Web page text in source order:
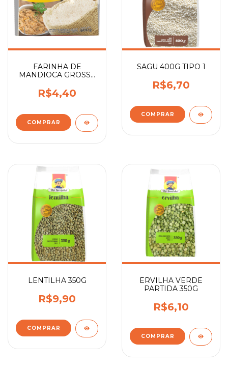
FARINHA DE
MANDIOCA GROSSA
R$4,40
SAGU 400G TIPO 1
R$6,70
LENTILHA 350G
R$9,90
ERVILHA VERDE
PARTIDA 350G
R$6,10